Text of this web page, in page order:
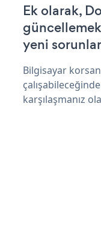
Ek olarak,
yeni
Bilgisayar
karşılaşmanız